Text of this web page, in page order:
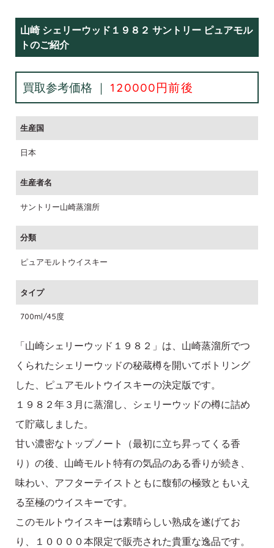
山崎 シェリーウッド１９８２ サントリー ピュアモル
トのご紹介
買取参考価格 ｜ 120000円前後
生産国
日本
生産者名
サントリー山崎蒸溜所
分類
ピュアモルトウイスキー
タイプ
700ml/45度
「山崎シェリーウッド１９８２」は、山崎蒸溜所でつ
くられたシェリーウッドの秘蔵樽を開いてボトリング
した、ピュアモルトウイスキーの決定版です。
１９８２年３月に蒸溜し、シェリーウッドの樽に詰め
て貯蔵しました。
甘い濃密なトップノート（最初に立ち昇ってくる香
り）の後、山崎モルト特有の気品のある香りが続き、
味わい、アフターテイストともに馥郁の極致ともいえ
る至極のウイスキーです。
このモルトウイスキーは素晴らしい熟成を遂げてお
り、１００００本限定で販売された貴重な逸品です。